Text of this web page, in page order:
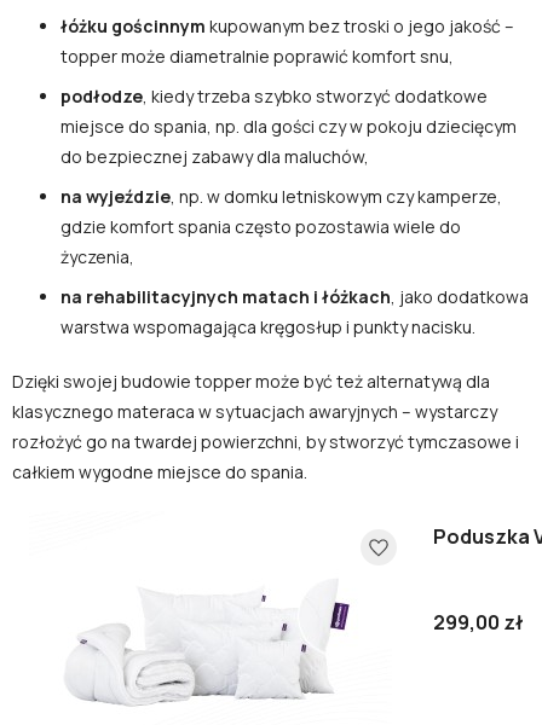
łóżku gościnnym kupowanym bez troski o jego jakość –
topper może diametralnie poprawić komfort snu,
podłodze, kiedy trzeba szybko stworzyć dodatkowe
miejsce do spania, np. dla gości czy w pokoju dziecięcym
do bezpiecznej zabawy dla maluchów,
na wyjeździe, np. w domku letniskowym czy kamperze,
gdzie komfort spania często pozostawia wiele do
życzenia,
na rehabilitacyjnych matach i łóżkach, jako dodatkowa
warstwa wspomagająca kręgosłup i punkty nacisku.
Dzięki swojej budowie topper może być też alternatywą dla
klasycznego materaca w sytuacjach awaryjnych – wystarczy
rozłożyć go na twardej powierzchni, by stworzyć tymczasowe i
całkiem wygodne miejsce do spania.
Poduszka
299,00 zł